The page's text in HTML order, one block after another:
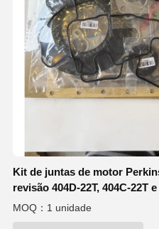
Kit de juntas de motor
revisão 404D-22T, 404C-22T
MOQ：1 unidade